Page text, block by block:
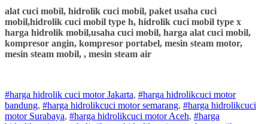
alat cuci mobil, hidrolik cuci mobil, paket usaha cuci
mobil,hidrolik cuci mobil type h, hidrolik cuci mobil type x
harga hidrolik mobil,usaha cuci mobil, harga alat cuci mobil,
kompresor angin, kompresor portabel, mesin steam motor,
mesin steam mobil, , mesin steam air
#harga hidrolik cuci motor Jakarta, #harga hidrolikcuci motor
bandung, #harga hidrolikcuci motorsemarang, #harga hidrolikcuci
motorSurabaya, #harga hidrolikcuci motorAceh, #harga